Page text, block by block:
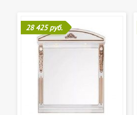
28 425 руб.